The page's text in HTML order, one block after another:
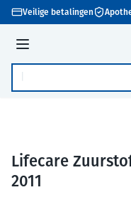
Ga naar de inhoud
Veilige betalingen
Menu
Product, merk,
Lifecare
2011